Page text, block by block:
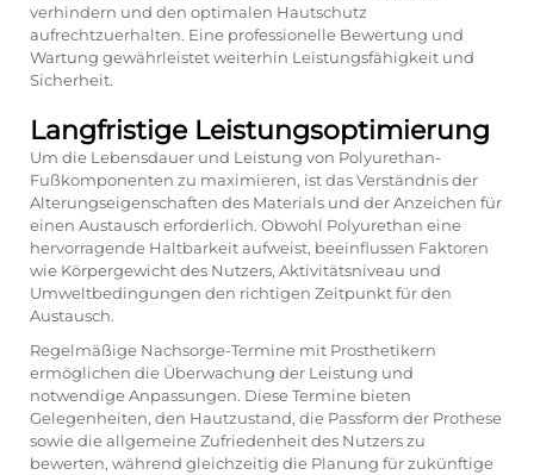
verhindern und den optimalen Hautschutz
aufrechtzuerhalten. Eine professionelle Bewertung und
Wartung gewährleistet weiterhin Leistungsfähigkeit und
Sicherheit.
Langfristige Leistungsoptimierung
Um die Lebensdauer und Leistung von Polyurethan-
Fußkomponenten zu maximieren, ist das Verständnis der
Alterungseigenschaften des Materials und der Anzeichen für
einen Austausch erforderlich. Obwohl Polyurethan eine
hervorragende Haltbarkeit aufweist, beeinflussen Faktoren
wie Körpergewicht des Nutzers, Aktivitätsniveau und
Umweltbedingungen den richtigen Zeitpunkt für den
Austausch.
Regelmäßige Nachsorge-Termine mit Prosthetikern
ermöglichen die Überwachung der Leistung und
notwendige Anpassungen. Diese Termine bieten
Gelegenheiten, den Hautzustand, die Passform der Prothese
sowie die allgemeine Zufriedenheit des Nutzers zu
bewerten, während gleichzeitig die Planung für zukünftige